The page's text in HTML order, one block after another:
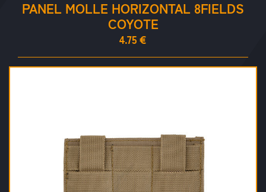
PANEL MOLLE HORIZONTAL 8FIELDS
COYOTE
4.75 €